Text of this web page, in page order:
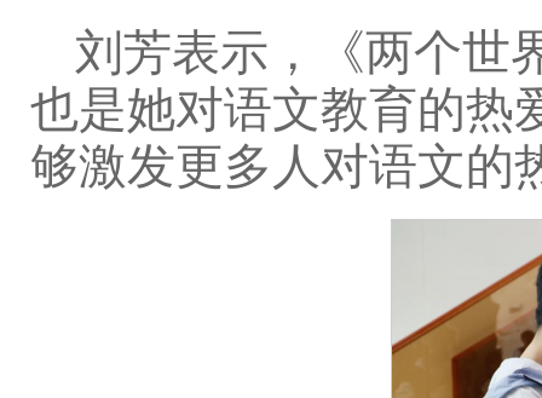
刘芳表示，《两个世
也是她对语文教育的热
够激发更多人对语文的